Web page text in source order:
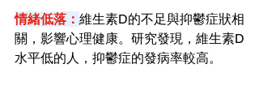
情緒低落： 維生素D的不足與抑鬱症狀相
關，影響心理健康。研究發現，維生素D
水平低的人，抑鬱症的發病率較高。